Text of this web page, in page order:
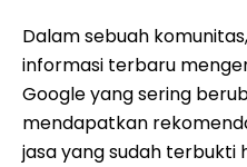
Dalam sebuah
informasi terbaru
Google yang sering
mendapatkan
jasa yang sudah terbukti